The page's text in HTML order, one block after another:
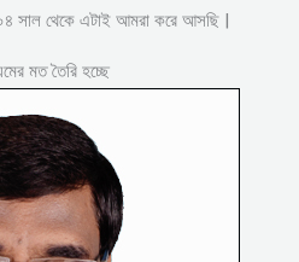
সাল থেকে এটাই আমরা করে আসছি |
মত তৈরি হচ্ছে